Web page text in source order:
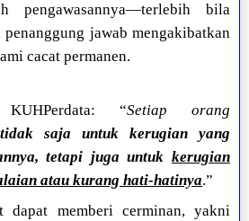
pengawasannya—terlebih bila
jawab mengakibatkan
cacat permanen.
“Setiap orang
tidak saja untuk kerugian yang
tetapi juga untuk kerugian
atau kurang hati-hatinya.”
dapat memberi cerminan, yakni